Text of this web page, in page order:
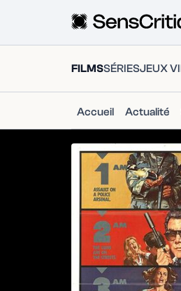
FILMSSÉRIESJEUX
Accueil Actualité